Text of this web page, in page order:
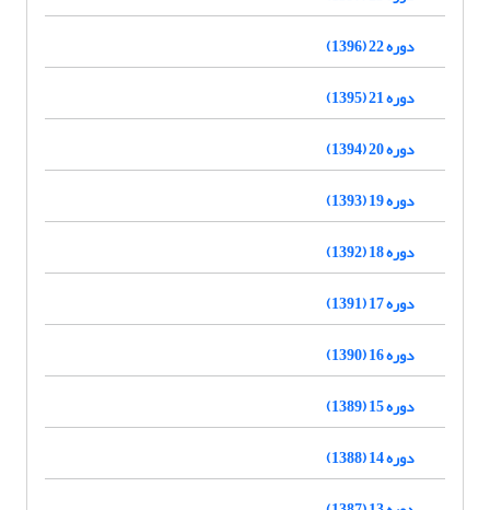
دوره 22 (1396)
دوره 21 (1395)
دوره 20 (1394)
دوره 19 (1393)
دوره 18 (1392)
دوره 17 (1391)
دوره 16 (1390)
دوره 15 (1389)
دوره 14 (1388)